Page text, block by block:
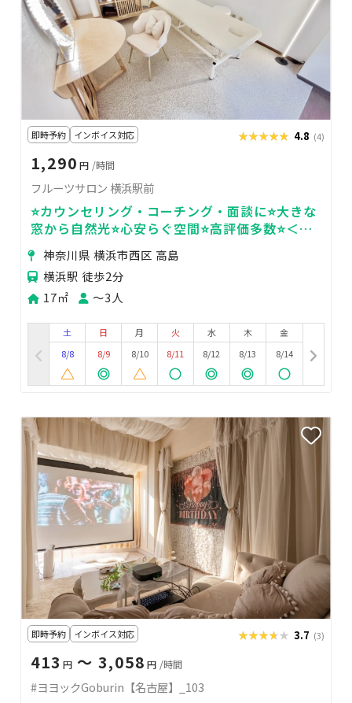
即時予約 インボイス対応 ★★★★★
★★★★★ 4.8 (4)
1,290 円 /時間
フルーツサロン 横浜駅前
⭐️カウンセリング・コーチング・面談に⭐️大きな
窓から自然光⭐️心安らぐ空間⭐️高評価多数⭐️＜フ
ルーツサロン🍋＞
神奈川県 横浜市西区 高島
横浜駅 徒歩2分
17㎡
〜3人
土
8/8
日
8/9
月
8/10
火
8/11
水
8/12
木
8/13
金
8/14
即時予約 インボイス対応 ★★★★★
★★★★★ 3.7 (3)
413 円 〜 3,058 円 /時間
#ヨヨックGoburin【名古屋】_103